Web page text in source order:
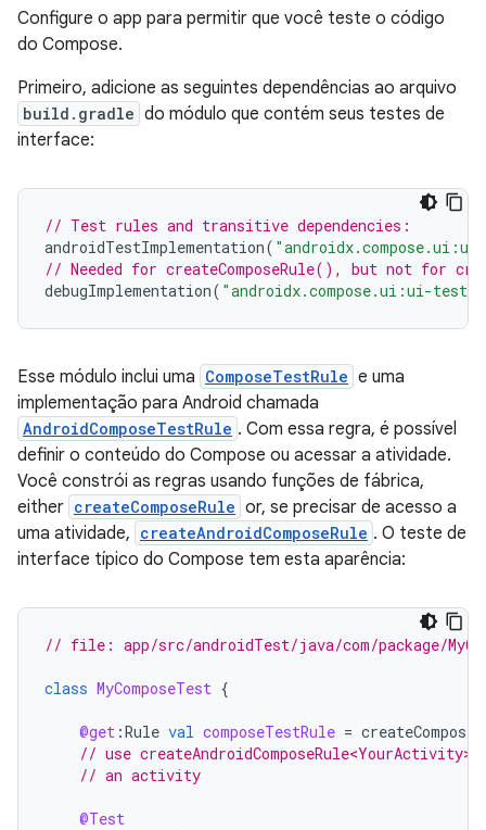
Configure o app para permitir que você teste o código
do Compose.
Primeiro, adicione as seguintes dependências ao arquivo
build.gradle do módulo que contém seus testes de
interface:
// Test rules and transitive dependencies:
androidTestImplementation(
// Needed for createComposeRule(), but not for
debugImplementation( "androidx.compose.ui:ui-test-
Esse módulo inclui uma ComposeTestRule e uma
implementação para Android chamada
AndroidComposeTestRule . Com essa regra, é possível
definir o conteúdo do Compose ou acessar a atividade.
Você constrói as regras usando funções de fábrica,
either createComposeRule or, se precisar de acesso a
uma atividade, createAndroidComposeRule . O teste de
interface típico do Compose tem esta aparência:
// file: app/src/androidTest/java/com/package/
class MyComposeTest {
@get :Rule val composeTestRule =
// use
// an activity
@Test